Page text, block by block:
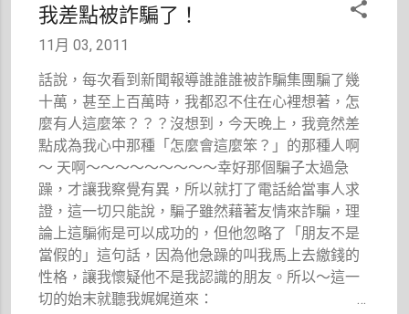
上桌後，就
氣，雖然感
覺只加了少
許，不過滿
恰到好處
的，既不會
搶了粥的原
味，又有增
香的效果。
芹菜也增添
了清爽的滋
奶夫人廟到
上網搜尋了
一下，果真
讓我找到，
原來就是宜
蘭的陳氏鑑
湖堂
啊！！！！
！
真是見識到
成」的這句
話。 而說
起這家五峰
旗下、跑馬
古道口、香
腸伯的烤香
腸，我已經
聽大豬說過
不下千百回
了。有一天
下大雨的下
我差點被詐騙了！
11月 03, 2011
話說，每次看到新聞報導誰誰誰被詐騙集團騙了幾
十萬，甚至上百萬時，我都忍不住在心裡想著，怎
麼有人這麼笨？？？沒想到，今天晚上，我竟然差
點成為我心中那種「怎麼會這麼笨？」的那種人啊
～ 天啊～～～～～～～～～幸好那個騙子太過急
躁，才讓我察覺有異，所以就打了電話給當事人求
證，這一切只能說，騙子雖然藉著友情來詐騙，理
論上這騙術是可以成功的，但他忽略了「朋友不是
當假的」這句話，因為他急躁的叫我馬上去繳錢的
性格，讓我懷疑他不是我認識的朋友。所以～這一
切的始末就聽我娓娓道來：